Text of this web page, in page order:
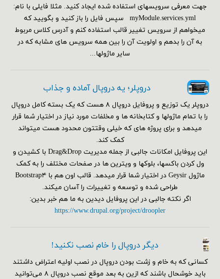
جهت معرفی سرویسهای استفاده شده ایجاد کنید. مثلا فایلی با نام:
myModule.services.yml سپس فایل را باز کنید و بگویید که
میخواهم از سرویس تغییر قالب استفاده کنم و آدرس کلاس مربوط
به آن را بدهم و اولویت آن را بین همه سرویس های مشابه که در
سایر ماژولها...
دروپلر؛ یه دروپال آماده و جذاب
دروپلر یک توزیع و پروفایل دروپال ۸ هست که یک بسته کامل دروپال
را با تمام ماژولها و کتابخانه ها و مخلفات مورد نیاز در اختیار شما قرار
میدهد و برای پروژه های که خیلی وقتتون محدود هست میتواند
کمک کند.
این پروفایل امکانات جالبی از جمله مدیریت Drag&Drop با کشیدن و
ول کردن باکسها، بلوکها و ویترین ها در صفحات مختلف را به کمک
ماژول Geysir در اختیار شما قرار میدهد. قالب اون هم با Bootstrap۴
طراحی شده و توسعه و تغییرات را آسان میکند.
اگر نکته جالبی در این پروفایل دیدین به ما هم خبر بدین:
https://www.drupal.org/project/droopler
دیگر دروپال را خام نصب نکنید!
کسانی که به خام و زشت بودن دروپال در نصب اولیه اعتراض داشتند
باید خوشحال باشند که ازین به بعد موقع نصب دروپال ۸ می‌توانید